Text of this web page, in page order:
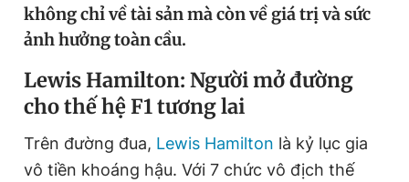
Thông tin tòa soạn
Đọc Thanh Niên trên điện thoại
không chỉ về tài sản mà còn về giá trị và sức
ảnh hưởng toàn cầu.
Lewis Hamilton: Người mở đường
cho thế hệ F1 tương lai
Trên đường đua, Lewis Hamilton là kỷ lục gia
vô tiền khoáng hậu. Với 7 chức vô địch thế